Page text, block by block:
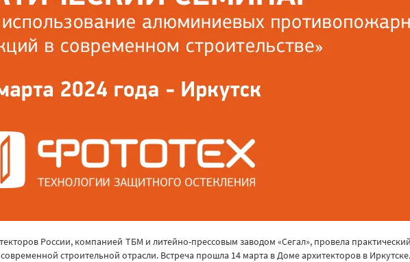
России, компанией ТБМ и литейно-прессовым заводом «Сегал», провела
строительной отрасли. Встреча прошла 14 марта в Доме архитекторов в Иркутске.